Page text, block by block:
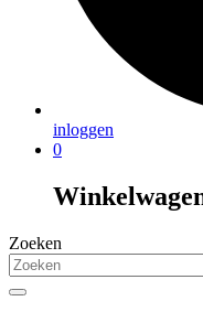
inloggen
0
Zoeken